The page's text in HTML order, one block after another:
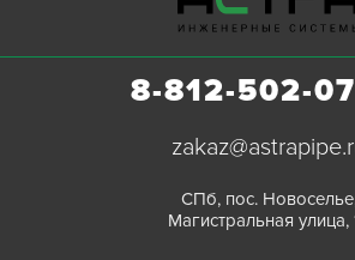
8-812-502-
СПб, пос.
Магистральная улица,